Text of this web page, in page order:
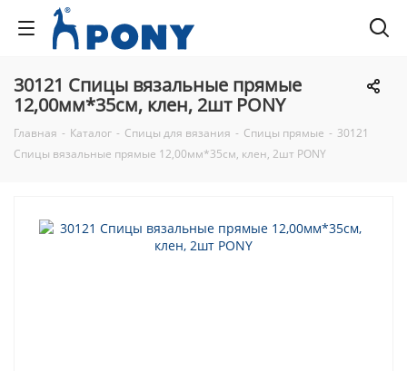
30121 Спицы вязальные прямые
12,00мм*35см, клен, 2шт PONY
Главная - Каталог - Спицы для вязания - Спицы прямые - 30121
Спицы вязальные прямые 12,00мм*35см, клен, 2шт PONY